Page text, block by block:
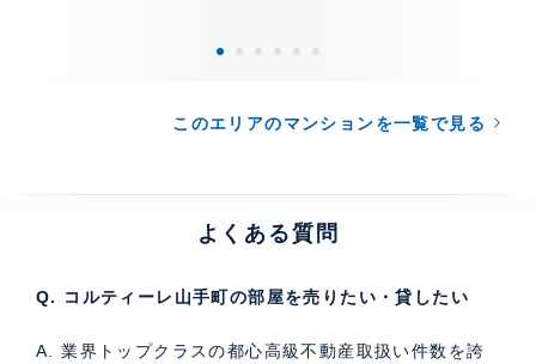
このエリアのマンションを一覧で見る
よくある質問
Q. コルティーレ山手町の部屋を売りたい・貸したい
A. 業界トップクラスの都心高級不動産取扱い件数を誇